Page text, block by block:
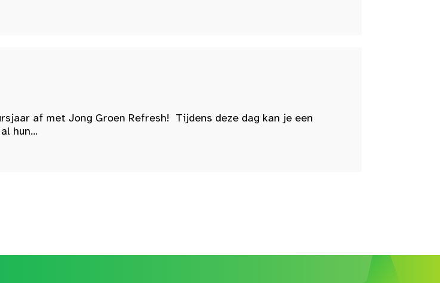
af met Jong Groen Refresh! Tijdens deze dag kan je een
hun...